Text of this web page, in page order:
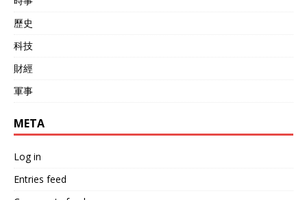
歷史
科技
財經
軍事
META
Log in
Entries feed